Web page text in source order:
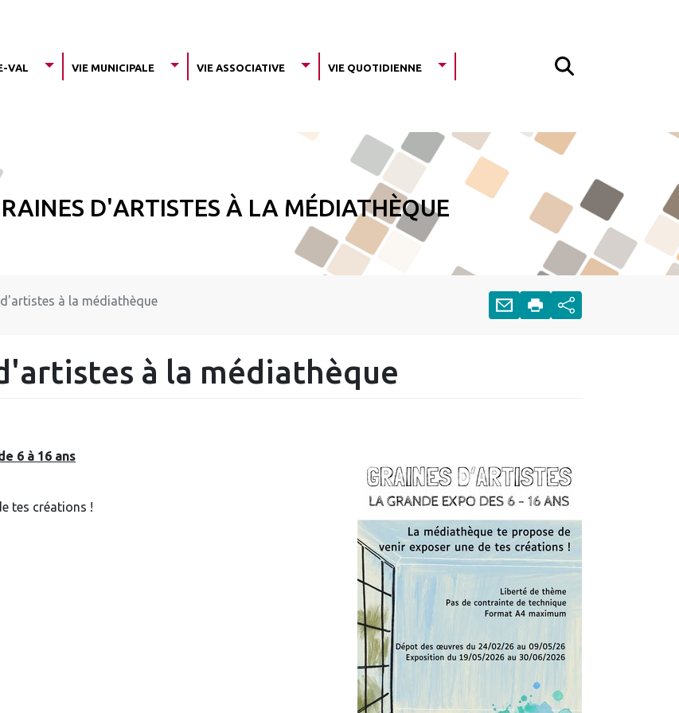
Val Vie Municipale Vie associative Vie Quotidienne
d'artistes à la médiathèque
à la médiathèque
à la médiathèque
6 à 16 ans
tes créations !